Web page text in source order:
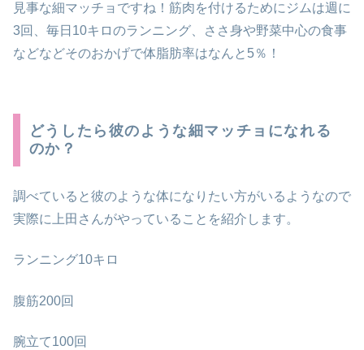
見事な細マッチョですね！筋肉を付けるためにジムは週に
3回、毎日10キロのランニング、ささ身や野菜中心の食事
などなどそのおかげで体脂肪率はなんと5％！
どうしたら彼のような細マッチョになれる
のか？
調べていると彼のような体になりたい方がいるようなので
実際に上田さんがやっていることを紹介します。
ランニング10キロ
腹筋200回
腕立て100回